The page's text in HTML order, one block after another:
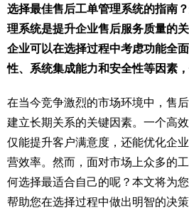
选择最佳售后工单管理系统的指南
理系统是提升企业售后服务质量的
企业可以在选择过程中考虑功能全
性、系统集成能力和安全性等因素，
在当今竞争激烈的市场环境中，售
建立长期关系的关键因素。一个高
仅能提升客户满意度，还能优化企
营效率。然而，面对市场上众多的
何选择最适合自己的呢？本文将为
帮助您在选择过程中做出明智的决策